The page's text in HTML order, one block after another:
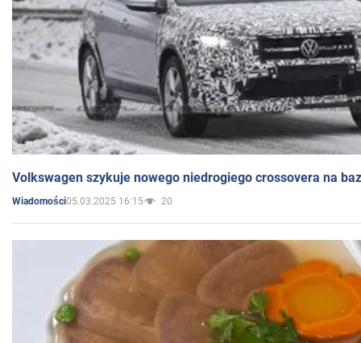
Volkswagen szykuje nowego niedrogiego crossovera na
Wiadomości05.03.2025 16:15 20